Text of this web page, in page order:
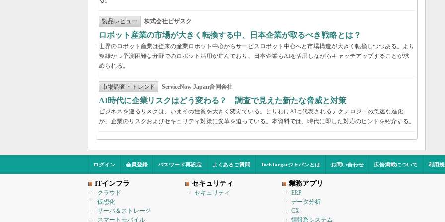
製品レビュー 株式会社ビザスク
ロボット産業の市場が大きく転換する中、日本企業が取るべき戦略とは？
世界のロボット産業は従来の産業ロボット中心からサービスロボット中心へと市場構造が大きく転換しつつある。より
複雑かつ予測困難な分野でのロボット活用が進んでおり、日本企業もAIを活用しながらキャッチアップすることが求
められる。
市場調査・トレンド ServiceNow Japan合同会社
AI時代に企業リスクはどう変わる？ 調査で見えた新たな脅威と対策
ビジネスを巡るリスクは、いまその性質を大きく変えている。とりわけAIに代表されるテクノロジーの急速な進化
が、企業のリスクおよびセキュリティ対策に変革を迫っている。本資料では、時代に即した対応のヒントを紹介する。
ログイン 会員登録 パスワード再設定 よくあるご質問 TechTargetジャパンとは お問い合わせ 広告掲載について 利用
ITインフラ
クラウド
仮想化
サーバ＆ストレージ
スマートモバイル
セキュリティ
セキュリティ
業務アプリ
ERP
データ分析
CX
情報系システム